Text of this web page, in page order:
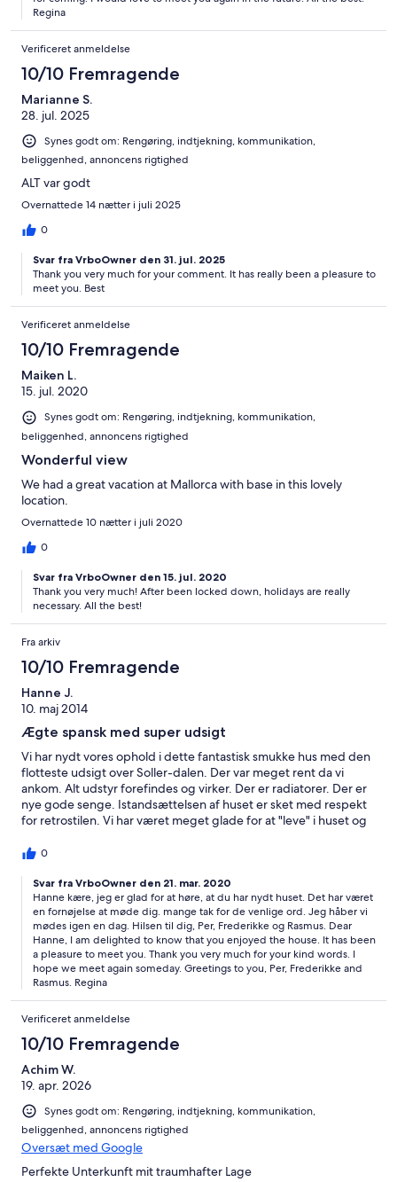
Regina
Verificeret anmeldelse
10/10 Fremragende
Marianne S.
28. jul. 2025
Synes godt om: Rengøring, indtjekning, kommunikation,
beliggenhed, annoncens rigtighed
ALT var godt
Overnattede 14 nætter i juli 2025
0
Svar fra VrboOwner den 31. jul. 2025
Thank you very much for your comment. It has really been a pleasure to
meet you. Best
Verificeret anmeldelse
10/10 Fremragende
Maiken L.
15. jul. 2020
Synes godt om: Rengøring, indtjekning, kommunikation,
beliggenhed, annoncens rigtighed
Wonderful view
We had a great vacation at Mallorca with base in this lovely
location.
Overnattede 10 nætter i juli 2020
0
Svar fra VrboOwner den 15. jul. 2020
Thank you very much! After been locked down, holidays are really
necessary. All the best!
Fra arkiv
10/10 Fremragende
Hanne J.
10. maj 2014
Ægte spansk med super udsigt
Vi har nydt vores ophold i dette fantastisk smukke hus med den
flotteste udsigt over Soller-dalen. Der var meget rent da vi
ankom. Alt udstyr forefindes og virker. Der er radiatorer. Der er
nye gode senge. Istandsættelsen af huset er sket med respekt
for retrostilen. Vi har været meget glade for at "leve" i huset og
Udlejeren Regina har ydet en super service. Vi kan give vores
0
Svar fra VrboOwner den 21. mar. 2020
Hanne kære, jeg er glad for at høre, at du har nydt huset. Det har været
en fornøjelse at møde dig. mange tak for de venlige ord. Jeg håber vi
mødes igen en dag. Hilsen til dig, Per, Frederikke og Rasmus. Dear
Hanne, I am delighted to know that you enjoyed the house. It has been
a pleasure to meet you. Thank you very much for your kind words. I
hope we meet again someday. Greetings to you, Per, Frederikke and
Rasmus. Regina
Verificeret anmeldelse
10/10 Fremragende
Achim W.
19. apr. 2026
Synes godt om: Rengøring, indtjekning, kommunikation,
beliggenhed, annoncens rigtighed
Oversæt med Google
Perfekte Unterkunft mit traumhafter Lage